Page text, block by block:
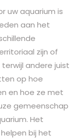
uw aquarium is
aan het
zijn of
andere juist
op hoe
en hoe ze met
gemeenschap
Het
bij het